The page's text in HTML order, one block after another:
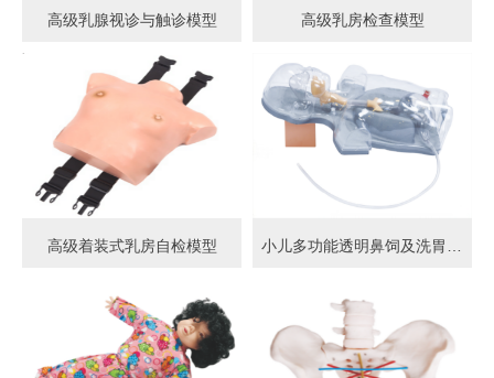
高级乳腺视诊与触诊模型 高级乳房检查模型
高级着装式乳房自检模型